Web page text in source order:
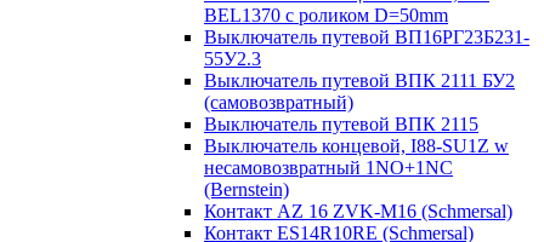
BEL1370 с роликом D=50mm
Выключатель путевой ВП16РГ23Б231-
55У2.3
Выключатель путевой ВПК 2111 БУ2
(самовозвратный)
Выключатель путевой ВПК 2115
Выключатель концевой, I88-SU1Z w
несамовозвратный 1NO+1NC
(Bernstein)
Контакт AZ 16 ZVK-M16 (Schmersal)
Контакт ES14R10RE (Schmersal)